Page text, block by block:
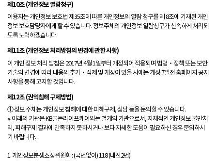
제10조 (개인정보 열람청구)
이용자는 개인정보 보호법 제35조에 따른 개인정보의 열람 청구를 제 8조에 기재된 개인
정보 보호담당자에게 할 수 있습니다. 정보주체의 개인정보 열람청구가 신속하게 처리되
도록 노력하겠습니다.
제11조 (개인정보 처리방침의 변경에 관한 사항)
이 개인 정보 처리 방침은 2017년 4월 1일부터 개정되어 적용되며 법령‧정책 또는 보안
기술의 변경에 따라 내용의 추가‧삭제 및 개정이 있을 시에는 개정 7일전 홈페이지 공지
사항을 통해 고지할 것입니다.
제12조 (권익침해 구제방법)
① 정보 주체는 개인정보 침해에 대한 피해구제, 상담 등을 문의할 수 있습니다.
※ 아래의 기관은 KB골든라이프케어와는 별개의 기관으로서, 자체적인 개인정보 불만처
리, 피해구제 결과에 만족하지 못하시거나 보다 자세한 도움이 필요하신 경우 문의하시
기 바랍니다.
1. 개인정보분쟁조정위원회 : (국번없이) 118 (내선2번)